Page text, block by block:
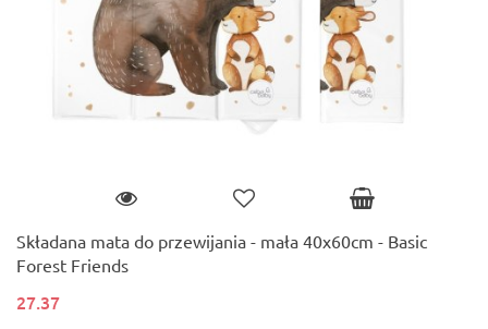
Składana mata do przewijania - mała 40x60cm - Basic
Forest Friends
27.37